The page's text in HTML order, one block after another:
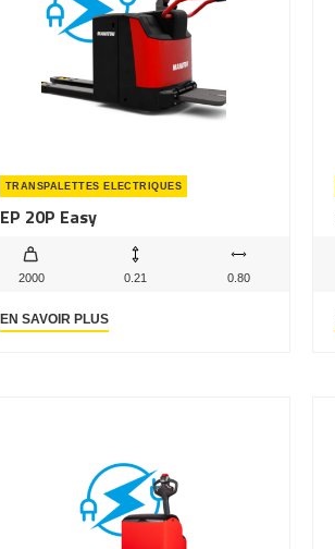
TRANSPALETTES ELECTRIQUES
EP 20P Easy
2000 0.21 0.80
EN SAVOIR PLUS